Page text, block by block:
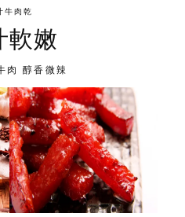
牛肉乾
軟嫩
肉 醇香微辣